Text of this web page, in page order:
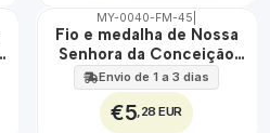
🇵🇹
100%
ÁGUA
MY-0040-FM-45
Fio e medalha de Nossa
Senhora da Conceição
em aço inoxidável
Envio de 1 a 3 dias
€5,28 EUR